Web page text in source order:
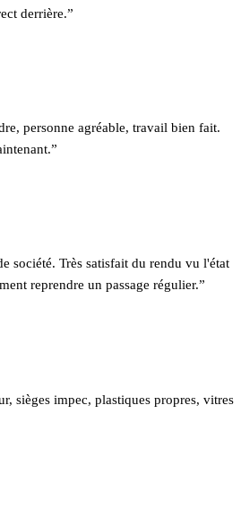
derrière.”
personne agréable, travail bien fait.
société. Très satisfait du rendu vu l'état
reprendre un passage régulier.”
sièges impec, plastiques propres, vitres